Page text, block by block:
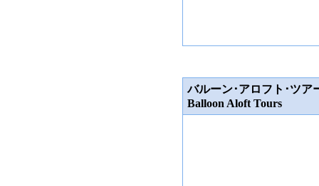
バルーン･アロフト･ツア
Balloon Aloft Tours